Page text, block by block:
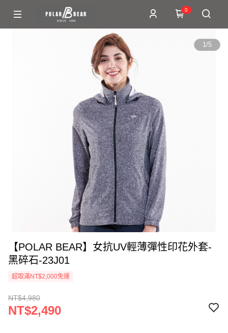
0
1/5
【POLAR BEAR】女抗UV輕薄彈性印花外套-
黑碎石-23J01
超取滿NT$2,000免運
NT$4,980
NT$2,490